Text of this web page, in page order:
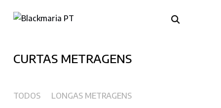
CURTAS METRAGENS
TODOS
LONGAS METRAGENS